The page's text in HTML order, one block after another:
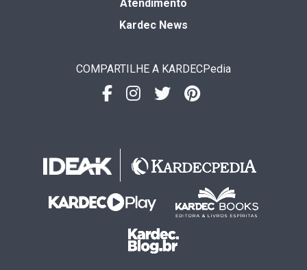
Atendimento
Kardec News
COMPARTILHE A KARDECPedia